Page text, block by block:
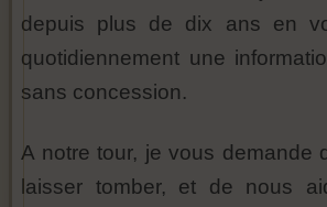
depuis plus de dix ans en
quotidiennement une
sans concession.
A notre tour, je vous demande
laisser tomber, et de nous